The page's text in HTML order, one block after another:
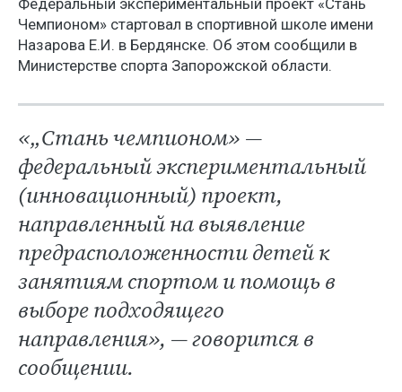
Федеральный экспериментальный проект «Стань
Чемпионом» стартовал в спортивной школе имени
Назарова Е.И. в Бердянске. Об этом сообщили в
Министерстве спорта Запорожской области.
«„Стань чемпионом» —
федеральный экспериментальный
(инновационный) проект,
направленный на выявление
предрасположенности детей к
занятиям спортом и помощь в
выборе подходящего
направления», — говорится в
сообщении.